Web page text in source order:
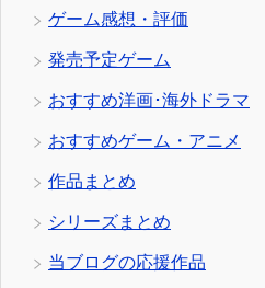
ゲーム感想・評価
発売予定ゲーム
おすすめ洋画･海外ドラマ
おすすめゲーム・アニメ
作品まとめ
シリーズまとめ
当ブログの応援作品